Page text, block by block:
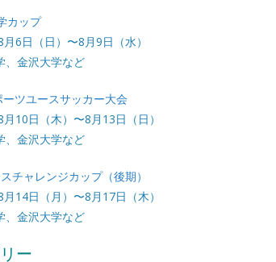
カップ
6日（日）〜8月9日（水）
、金沢大学など
ツユースサッカー大会
10日（木）〜8月13日（日）
、金沢大学など
チャレンジカップ（後期）
14日（月）〜8月17日（木）
、金沢大学など
ー